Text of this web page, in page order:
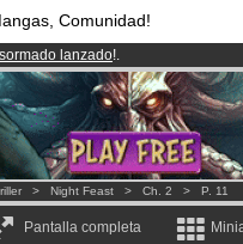
Comunidad!
lanzado!.
y 1000Cómics y Mangas!.
euros al mes!Hazte Premium ya
> Night Feast > Ch. 2 > P. 11
Pantalla completa